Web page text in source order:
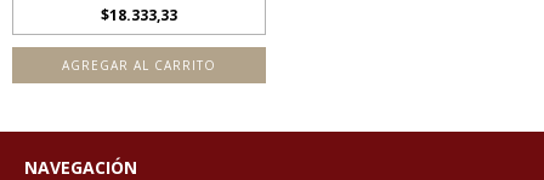
$18.333,33
AGREGAR AL CARRITO
NAVEGACIÓN